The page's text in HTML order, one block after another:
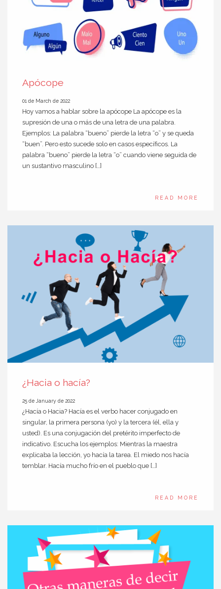
Apócope
01 de March de 2022
Hoy vamos a hablar sobre la apócope La apócope es la
supresión de una o más de una letra de una palabra.
Ejemplos: La palabra “bueno” pierde la letra “o” y se queda
“buen”. Pero esto sucede solo en casos específicos. La
palabra “bueno” pierde la letra “o” cuando viene seguida de
un sustantivo masculino […]
READ MORE
¿Hacia o hacía?
25 de January de 2022
¿Hacía o Hacia? Hacía es el verbo hacer conjugado en
singular, la primera persona (yo) y la tercera (él, ella y
usted). Es una conjugación del pretérito imperfecto de
indicativo. Escucha los ejemplos: Mientras la maestra
explicaba la lección, yo hacía la tarea. El miedo nos hacía
temblar. Hacía mucho frío en el pueblo que […]
READ MORE